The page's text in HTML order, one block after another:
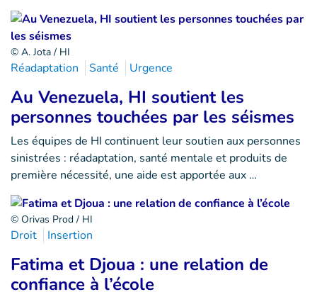
© A. Jota / HI
Réadaptation Santé Urgence
Au Venezuela, HI soutient les
personnes touchées par les séismes
Les équipes de HI continuent leur soutien aux personnes
sinistrées : réadaptation, santé mentale et produits de
première nécessité, une aide est apportée aux …
© Orivas Prod / HI
Droit Insertion
Fatima et Djoua : une relation de
confiance à l’école